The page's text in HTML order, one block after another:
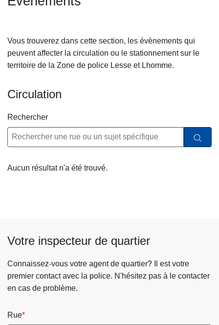
Vous trouverez dans cette section, les évènements qui
peuvent affecter la circulation ou le stationnement sur le
territoire de la Zone de police Lesse et Lhomme.
Circulation
Rechercher
Aucun résultat n'a été trouvé.
Votre inspecteur de quartier
Connaissez-vous votre agent de quartier? Il est votre
premier contact avec la police. N'hésitez pas à le contacter
en cas de problème.
Rue